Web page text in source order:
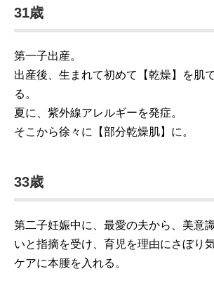
31歳
第一子出産。
出産後、生まれて初めて【乾燥】を肌
る。
夏に、紫外線アレルギーを発症。
そこから徐々に【部分乾燥肌】に。
33歳
第二子妊娠中に、最愛の夫から、美意
いと指摘を受け、育児を理由にさぼり
ケアに本腰を入れる。